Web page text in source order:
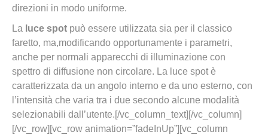
direzioni in modo uniforme.
La luce spot può essere utilizzata sia per il classico
faretto, ma,modificando opportunamente i parametri,
anche per normali apparecchi di illuminazione con
spettro di diffusione non circolare. La luce spot è
caratterizzata da un angolo interno e da uno esterno, con
l’intensità che varia tra i due secondo alcune modalità
selezionabili dall’utente.[/vc_column_text][/vc_column]
[/vc_row][vc_row animation=”fadeInUp”][vc_column